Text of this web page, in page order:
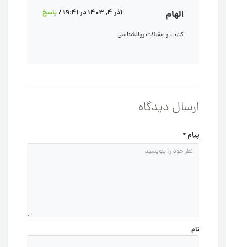
الهام آذر 4, 1403 در 19:41 /پاسخ
کتاب و مقالات روانشناسی
ارسال دیدگاه
پیام*
نام